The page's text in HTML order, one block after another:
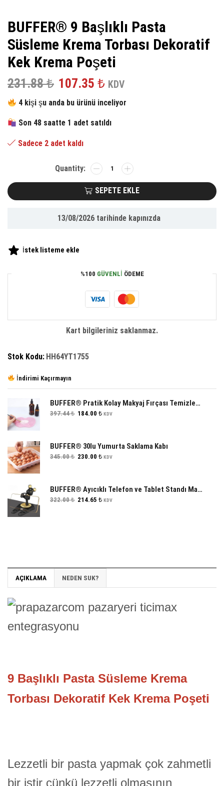
BUFFER® 9 Başlıklı Pasta
Süsleme Krema Torbası Dekoratif
Kek Krema Poşeti
231.88₺ Orijinal
fiyat:
231.88 ₺.
107.35 ₺ Şu
andaki
fiyat:
KDV
4 kişi şu anda bu ürünü inceliyor
Son 48 saatte 1 adet satıldı
Sadece 2 adet kaldı
BUFFER®
Başlıklı
Pasta
Krema
Poşeti
SEPETE EKLE
13/08/2026 tarihinde kapınızda
İstek listeme ekle
%100 GÜVENLI ÖDEME
Kart bilgileriniz saklanmaz.
Stok Kodu: HH64YT1755
İndirimi Kaçırmayın
BUFFER® Pratik Kolay Makyaj Fırçası Temizleme Matı Aparatı Aleti
397.44₺ Orijinal
184.00 ₺Şu
KDV
BUFFER® 30lu Yumurta Saklama Kabı
345.00₺ Orijinal
230.00 ₺Şu
KDV
BUFFER® Ayıcıklı Telefon ve Tablet Standı Masa Üstü Telefon ve Tablet Tutucu Aparatı
322.00₺ Orijinal
214.65 ₺ŞuKDV
AÇIKLAMA NEDEN SUK?
9 Başlıklı Pasta Süsleme Krema
Torbası Dekoratif Kek Krema Poşeti
Lezzetli bir pasta yapmak çok zahmetli
bir iştir çünkü lezzetli olmasının